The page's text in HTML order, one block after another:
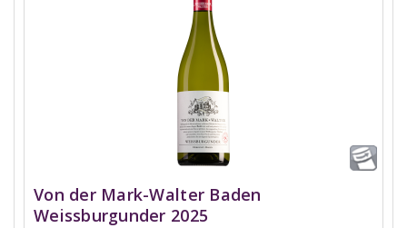
Von der Mark-Walter Baden
Weissburgunder 2025